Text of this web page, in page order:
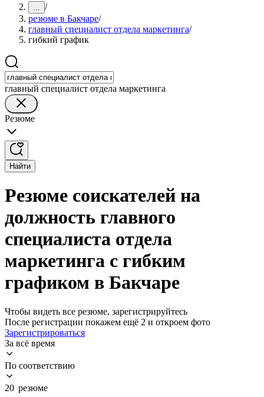
... /
резюме в Бакчаре/
главный специалист отдела маркетинга/
гибкий график
главный специалист отдела маркетинга
Резюме
Найти
Резюме соискателей на
должность главного
специалиста отдела
маркетинга с гибким
графиком в Бакчаре
Чтобы видеть все резюме, зарегистрируйтесь
После регистрации покажем ещё 2 и откроем фото
Зарегистрироваться
За всё время
По соответствию
20 резюме